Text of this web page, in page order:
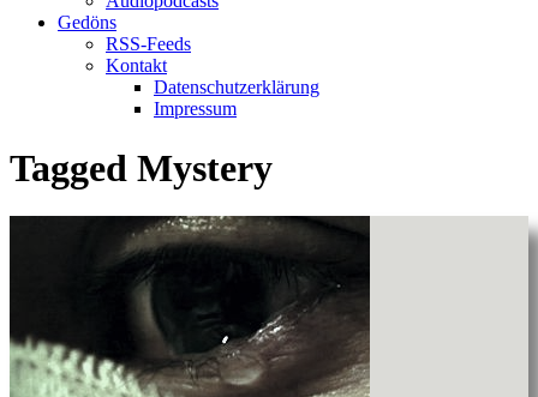
Gedöns
RSS-Feeds
Kontakt
Datenschutzerklärung
Impressum
Tagged Mystery